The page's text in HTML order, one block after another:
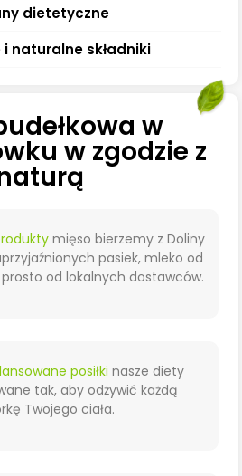
dietetyczne
i naturalne składniki
w
w zgodzie z
mięso bierzemy z Doliny
pasiek, mleko od
od lokalnych dostawców.
posiłki nasze diety
tak, aby odżywić każdą
Twojego ciała.